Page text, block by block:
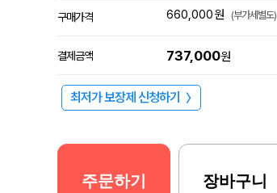
구매가격 660,000원 (부가세별도)
결제금액 737,000원
최저가 보장제 신청하기 〉
주문하기 장바구니